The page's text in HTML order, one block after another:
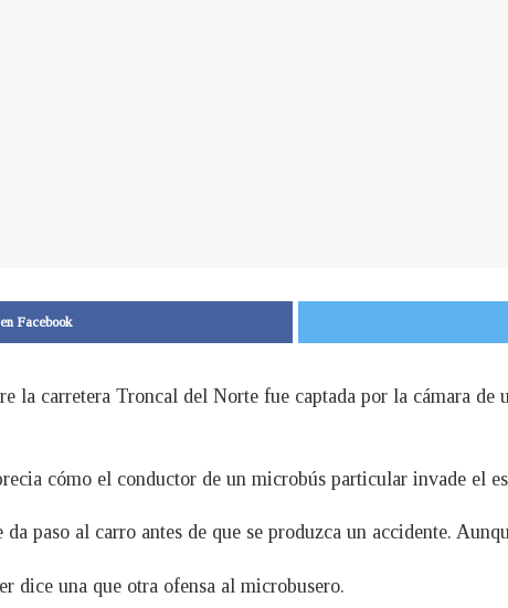
Facebook
la carretera Troncal del Norte fue captada por la cámara
cómo el conductor de un microbús particular invade el
paso al carro antes de que se produzca un accidente.
dice una que otra ofensa al microbusero.